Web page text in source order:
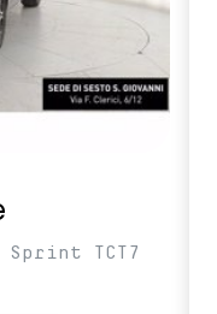
TCT7